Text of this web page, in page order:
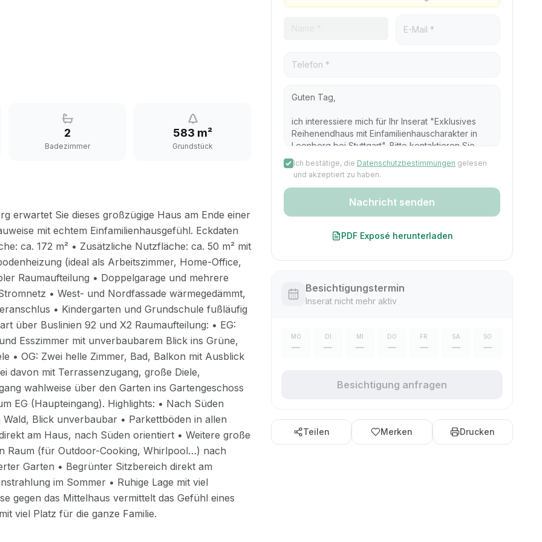
2
Badezimmer
583 m²
Grundstück
Ich bestätige, die Datenschutzbestimmungen gelesen
und akzeptiert zu haben.
Nachricht senden
PDF Exposé herunterladen
Besichtigungstermin
Inserat nicht mehr aktiv
MO
—
DI
—
MI
—
DO
—
FR
—
SA
—
SO
—
Besichtigung anfragen
Teilen Merken Drucken